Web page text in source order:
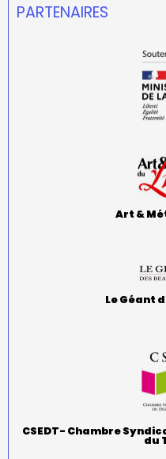
PARTENAIRES
Art &
Le Géant
CSEDT- Chambre
du